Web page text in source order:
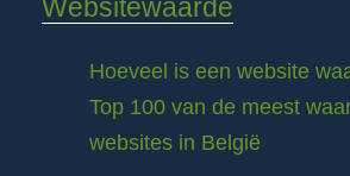
Websitewaarde
Hoeveel is een website
Top 100 van de meest
websites in België